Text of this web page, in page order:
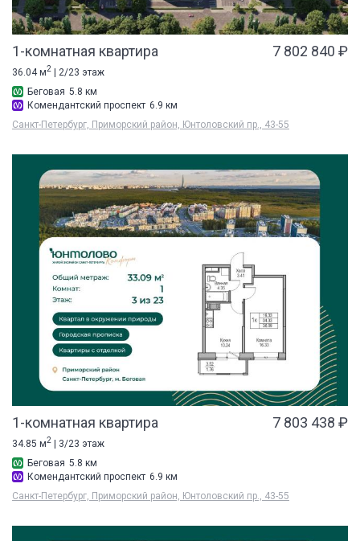
1-комнатная квартира 7 802 840 ₽
36.04 м2 | 2/23 этаж
Беговая 5.8 км
Комендантский проспект 6.9 км
Санкт-Петербург, Приморский район, Юнтоловский пр., 43-55
1-комнатная квартира 7 803 438 ₽
34.85 м2
| 3/23 этаж
Беговая 5.8 км
Комендантский проспект 6.9 км
Санкт-Петербург, Приморский район, Юнтоловский пр., 43-55